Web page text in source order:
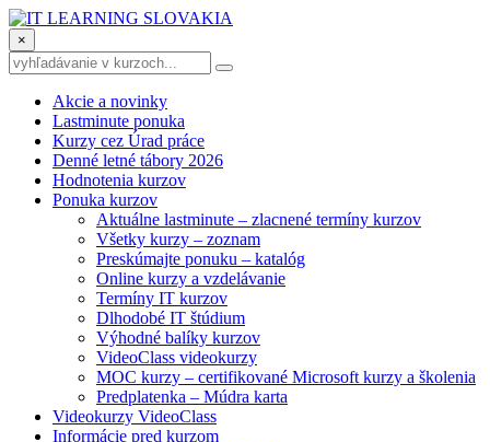
×
Akcie a novinky
Lastminute ponuka
Kurzy cez Úrad práce
Denné letné tábory 2026
Hodnotenia kurzov
Ponuka kurzov
Aktuálne lastminute – zlacnené termíny kurzov
Všetky kurzy – zoznam
Preskúmajte ponuku – katalóg
Online kurzy a vzdelávanie
Termíny IT kurzov
Dlhodobé IT štúdium
Výhodné balíky kurzov
VideoClass videokurzy
MOC kurzy – certifikované Microsoft kurzy a školenia
Predplatenka – Múdra karta
Videokurzy VideoClass
Informácie pred kurzom